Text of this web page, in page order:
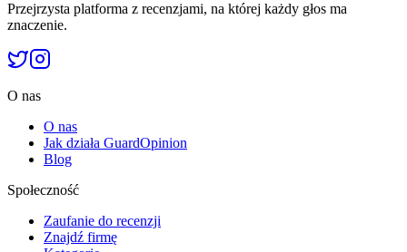
Przejrzysta platforma z recenzjami, na której każdy głos ma
znaczenie.
O nas
O nas
Jak działa GuardOpinion
Blog
Społeczność
Zaufanie do recenzji
Znajdź firmę